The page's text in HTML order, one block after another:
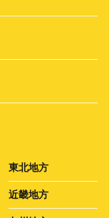
東北地方
近畿地方